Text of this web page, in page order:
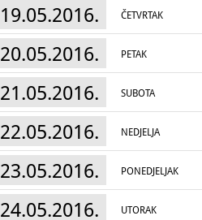
19.05.2016. ČETVRTAK
20.05.2016. PETAK
21.05.2016. SUBOTA
22.05.2016. NEDJELJA
23.05.2016. PONEDJELJAK
24.05.2016. UTORAK